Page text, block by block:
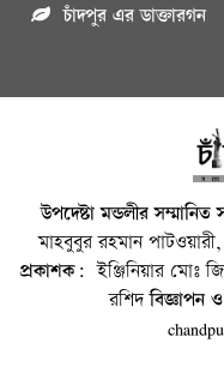
চাঁদপুর এর ডাক্তারগন
উপদেষ্টা মন্ডলীর সম্মানিত
মাহবুবুর রহমান
প্রকাশক: ইঞ্জিনিয়ার মোঃ
রশিদবিজ্ঞাপন